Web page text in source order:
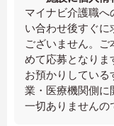
マイナビ介護職へ
い合わせ後すぐに
ございません。
めて応募となりま
お預かりしている
業・医療機関側に
一切ありませんの